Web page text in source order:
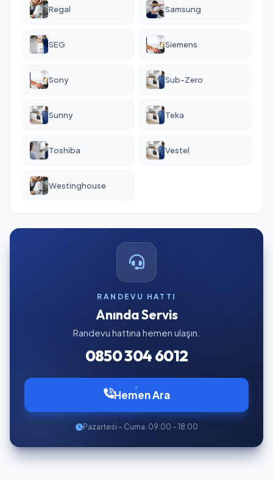
Regal Samsung
SEG Siemens
Sony Sub-Zero
Sunny Teka
Toshiba Vestel
Westinghouse
RANDEVU HATTI
Anında Servis
Randevu hattına hemen ulaşın.
0850 304 6012
Hemen Ara
Pazartesi – Cuma: 09:00 – 18:00